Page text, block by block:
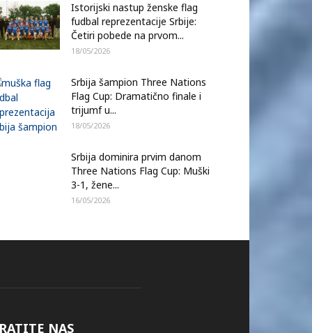
Istorijski nastup ženske flag
fudbal reprezentacije Srbije:
Četiri pobede na prvom...
18/05/2026
Srbija šampion Three Nations
Flag Cup: Dramatično finale i
trijumf u...
18/05/2026
Srbija dominira prvim danom
Three Nations Flag Cup: Muški
3-1, žene...
16/05/2026
NAS